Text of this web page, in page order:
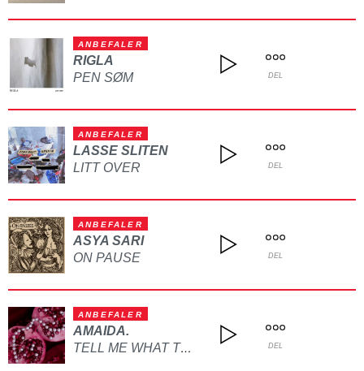
ANBEFALER
RIGLA
PEN SØM
DEL
ANBEFALER
LASSE SLITEN
LITT OVER
DEL
ANBEFALER
ASYA SARI
ON PAUSE
DEL
ANBEFALER
AMAIDA.
TELL ME WHAT TO DO DEL